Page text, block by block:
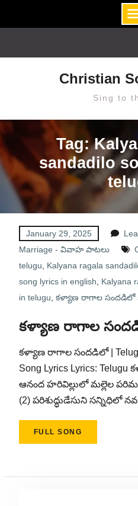
Christian
Sing to
Tag:
sandadilo
January 29, 2025
Marriage - వివాహ పాటలు
telugu
Kalyana ragala
song lyrics in english
Kalyana
in telugu కళ్యాణ రాగాల సందడిలో
కళ్యాణ రాగాల
కళ్యాణ రాగాల సందడిలో |
Song Lyrics Lyrics:
ఆనంద హరివిల్లులో మల్లెల
(2) పరిశుద్ధుడేసుని సన్నిధిలో నవ
FULL SONG